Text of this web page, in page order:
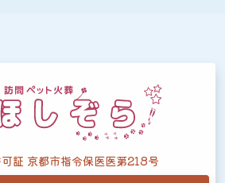
証 京都市指令保医医第218号